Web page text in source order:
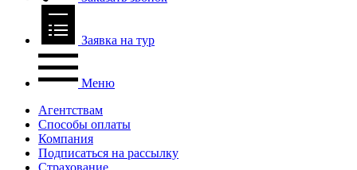
Заявка на тур
Меню
Агентствам
Способы оплаты
Компания
Подписаться на рассылку
Страхование